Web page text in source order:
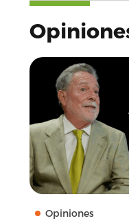
Opiniones